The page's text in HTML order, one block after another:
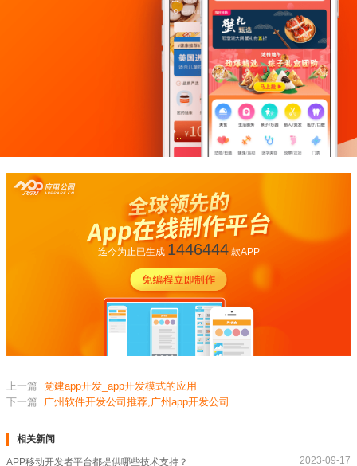
迄今为止已生成 1446444款APP
上一篇
党建app开发_app开发模式的应用
下一篇
广州软件开发公司推荐,广州app开发公司
相关新闻
APP移动开发者平台都提供哪些技术支持？ 2023-09-17